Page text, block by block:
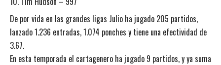
De por vida en las grandes ligas Julio ha jugado 205 partidos,
lanzado 1.236 entradas, 1.074 ponches y tiene una efectividad de
3.67.
En esta temporada el cartagenero ha jugado 9 partidos, y ya suma